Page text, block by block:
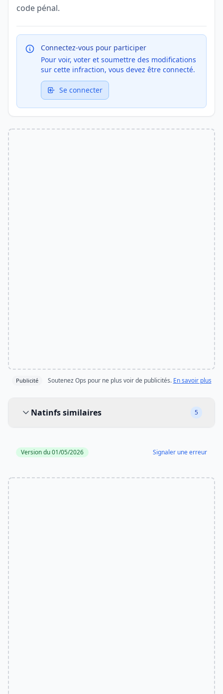
code pénal.
Connectez-vous pour participer
Pour voir, voter et soumettre des modifications
sur cette infraction, vous devez être connecté.
Se connecter
Publicité Soutenez Ops pour ne plus voir de publicités. En savoir plus
Natinfs similaires
5
Version du 01/05/2026 Signaler une erreur